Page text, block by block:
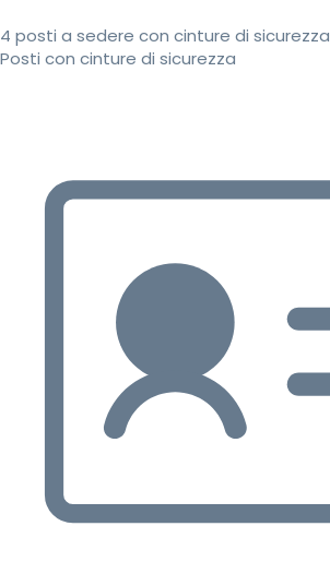
4 posti a sedere con cinture di sicurezza
Posti con cinture di sicurezza